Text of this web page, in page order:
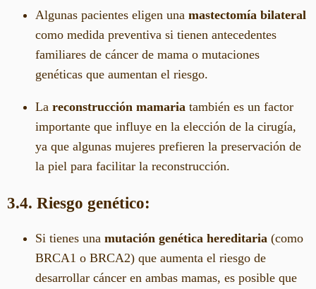
Algunas pacientes eligen una mastectomía bilateral
como medida preventiva si tienen antecedentes
familiares de cáncer de mama o mutaciones
genéticas que aumentan el riesgo.
La reconstrucción mamaria también es un factor
importante que influye en la elección de la cirugía,
ya que algunas mujeres prefieren la preservación de
la piel para facilitar la reconstrucción.
3.4. Riesgo genético:
Si tienes una mutación genética hereditaria (como
BRCA1 o BRCA2) que aumenta el riesgo de
desarrollar cáncer en ambas mamas, es posible que